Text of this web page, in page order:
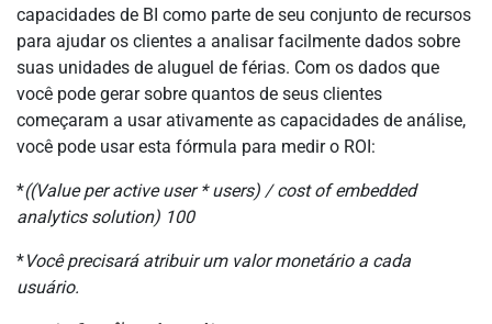
capacidades de BI como parte de seu conjunto de recursos
para ajudar os clientes a analisar facilmente dados sobre
suas unidades de aluguel de férias. Com os dados que
você pode gerar sobre quantos de seus clientes
começaram a usar ativamente as capacidades de análise,
você pode usar esta fórmula para medir o ROI:
*((Value per active user * users) / cost of embedded
analytics solution) 100
*Você precisará atribuir um valor monetário a cada
usuário.